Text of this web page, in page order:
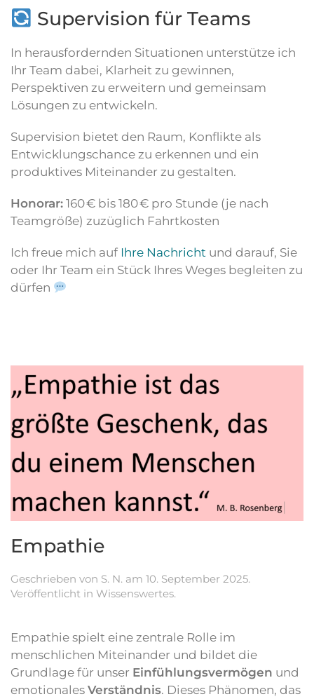
Supervision für Teams
In herausfordernden Situationen unterstütze ich
Ihr Team dabei, Klarheit zu gewinnen,
Perspektiven zu erweitern und gemeinsam
Lösungen zu entwickeln.
Supervision bietet den Raum, Konflikte als
Entwicklungschance zu erkennen und ein
produktives Miteinander zu gestalten.
Honorar: 160 € bis 180 € pro Stunde (je nach
Teamgröße) zuzüglich Fahrtkosten
Ich freue mich auf Ihre Nachricht und darauf, Sie
oder Ihr Team ein Stück Ihres Weges begleiten zu
dürfen
Empathie
Geschrieben von S. N. am 10. September 2025.
Veröffentlicht in Wissenswertes.
Empathie spielt eine zentrale Rolle im
menschlichen Miteinander und bildet die
Grundlage für unser Einfühlungsvermögen und
emotionales Verständnis. Dieses Phänomen, das